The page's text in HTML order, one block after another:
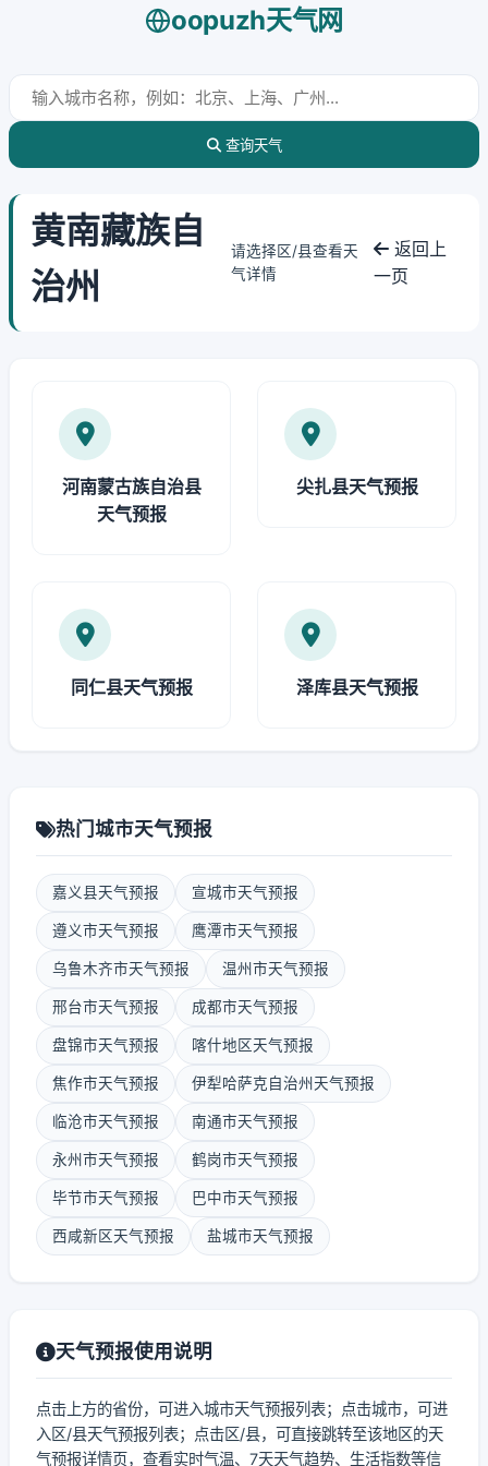
oopuzh天气网
查询天气
黄南藏族自
治州
请选择区/县查看天
气详情
返回上
一页
河南蒙古族自治县
天气预报
尖扎县天气预报
同仁县天气预报 泽库县天气预报
热门城市天气预报
嘉义县天气预报 宣城市天气预报
遵义市天气预报 鹰潭市天气预报
乌鲁木齐市天气预报 温州市天气预报
邢台市天气预报 成都市天气预报
盘锦市天气预报 喀什地区天气预报
焦作市天气预报 伊犁哈萨克自治州天气预报
临沧市天气预报 南通市天气预报
永州市天气预报 鹤岗市天气预报
毕节市天气预报 巴中市天气预报
西咸新区天气预报 盐城市天气预报
天气预报使用说明
点击上方的省份，可进入城市天气预报列表；点击城市，可进
入区/县天气预报列表；点击区/县，可直接跳转至该地区的天
气预报详情页，查看实时气温、7天天气趋势、生活指数等信